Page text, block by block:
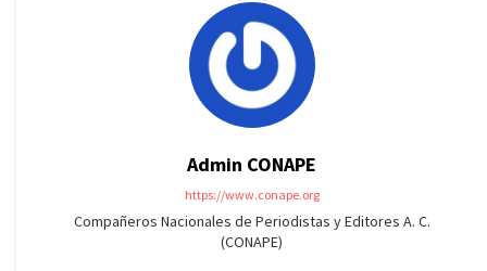
Admin CONAPE
https://www.conape.org
Compañeros Nacionales de Periodistas y Editores A. C.
(CONAPE)